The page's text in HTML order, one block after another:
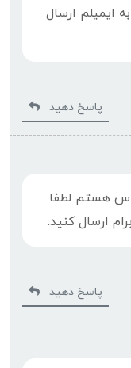
ایمیلم ارسال
پاسخ دهید
هستم لطفا
ارسال کنید.
پاسخ دهید